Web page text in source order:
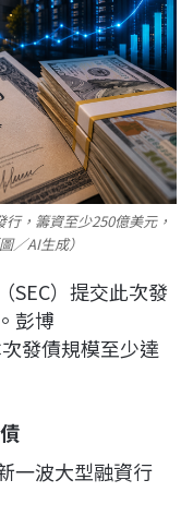
，籌資至少250億美元，
／AI生成）
SEC）提交此次發
彭博
發債規模至少達
一波大型融資行